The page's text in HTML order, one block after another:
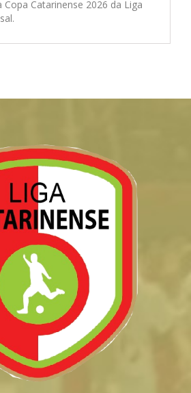
Copa Catarinense 2026 da Liga